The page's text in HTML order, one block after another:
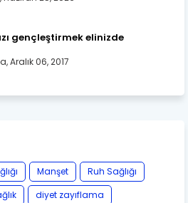
gençleştirmek elinizde
Aralık 06, 2017
Manşet
Ruh Sağlığı
diyet zayıflama